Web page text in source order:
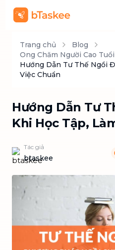
Trang chủ
Blog
Ong Chăm Người Cao Tuổi
Hướng Dẫn Tư Thế Ngồi
Việc Chuẩn
Hướng Dẫn Tư
Khi Học Tập,
Tác giả
btaskee